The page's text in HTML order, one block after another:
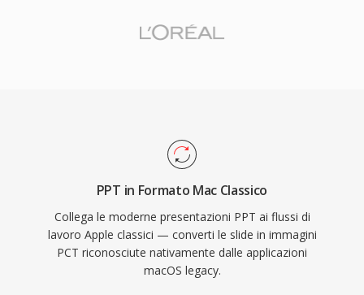
PPT in Formato Mac Classico
Collega le moderne presentazioni PPT ai flussi di
lavoro Apple classici — converti le slide in immagini
PCT riconosciute nativamente dalle applicazioni
macOS legacy.